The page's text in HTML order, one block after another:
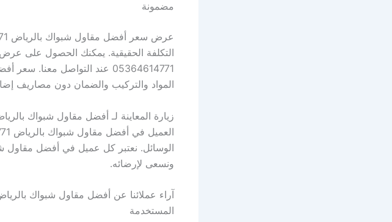
مضمونة
التكلفة الحقيقية. يمكنك الحصول على
المواد والتركيب والضمان دون مصاريف
ونسعى لإرضائه.
المستخدمة